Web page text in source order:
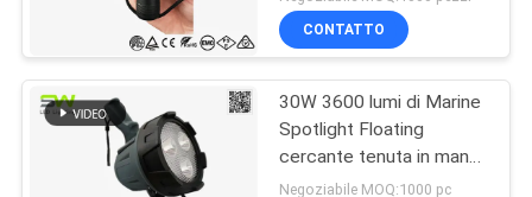
del LED
CONTATTO
30W 3600 lumi di Marine
Spotlight Floating
cercante tenuta in mano
più intelligente
Negoziabile MOQ:1000 pc